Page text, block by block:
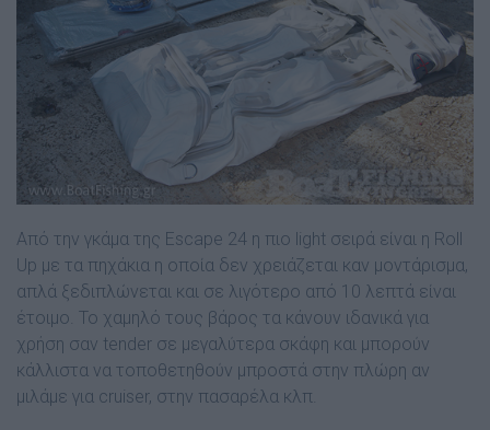
Από την γκάµα της Escape 24 η πιο light σειρά είναι η Roll
Up µε τα πηχάκια η οποία δεν χρειάζεται καν µοντάρισµα,
απλά ξεδιπλώνεται και σε λιγότερο από 10 λεπτά είναι
έτοιµο. Το χαµηλό τους βάρος τα κάνουν ιδανικά για
χρήση σαν tender σε µεγαλύτερα σκάφη και µπορούν
κάλλιστα να τοποθετηθούν µπροστά στην πλώρη αν
µιλάµε για cruiser, στην πασαρέλα κλπ.